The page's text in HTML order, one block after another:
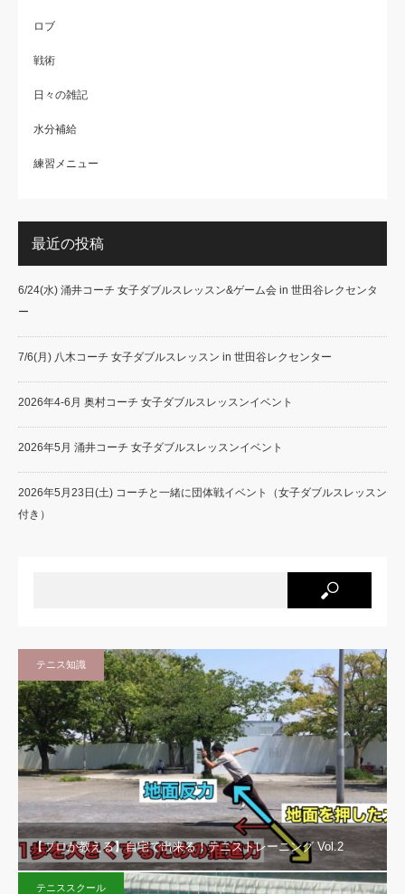
ロブ
戦術
日々の雑記
水分補給
練習メニュー
最近の投稿
6/24(水) 涌井コーチ 女子ダブルスレッスン&ゲーム会 in 世田谷レクセンタ
ー
7/6(月) 八木コーチ 女子ダブルスレッスン in 世田谷レクセンター
2026年4-6月 奥村コーチ 女子ダブルスレッスンイベント
2026年5月 涌井コーチ 女子ダブルスレッスンイベント
2026年5月23日(土) コーチと一緒に団体戦イベント（女子ダブルスレッスン
付き）
テニス知識
【プロが教える】自宅で出来る！テニストレーニング Vol.2
テニススクール